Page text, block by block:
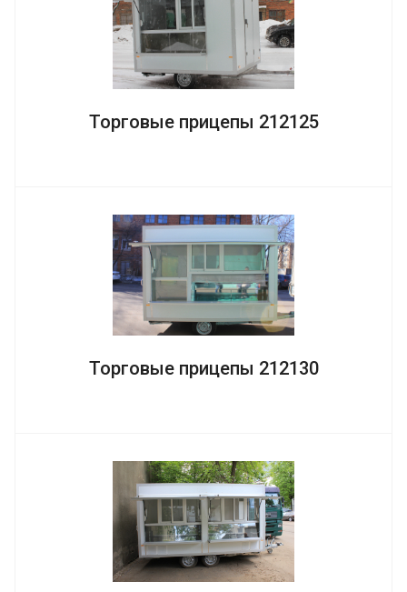
Торговые прицепы 212125
Торговые прицепы 212130